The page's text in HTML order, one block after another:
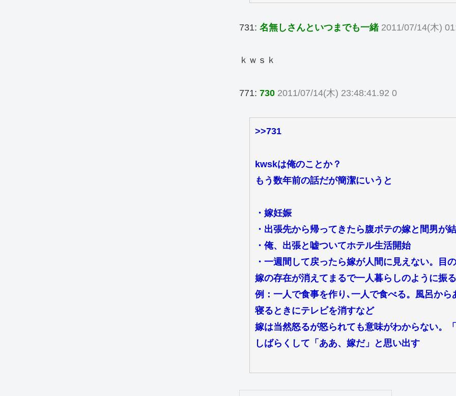
731: 名無しさんといつまでも一緒 2011/07/14(木)
ｋｗｓｋ
771: 730 2011/07/14(木) 23:48:41.92 0
>>731
kwskは俺のことか？
もう数年前の話だが簡潔にいうと
・嫁妊娠
・出張先から帰ってきたら腹ボテの嫁と間男が
・俺、出張と嘘ついてホテル生活開始
・一週間して戻ったら嫁が人間に見えない。目
嫁の存在が消えてまるで一人暮らしのように振
例：一人で食事を作り､一人で食べる。風呂か
寝るときにテレビを消すなど
嫁は当然怒るが怒られても意味がわからない。
しばらくして「ああ、嫁だ」と思い出す